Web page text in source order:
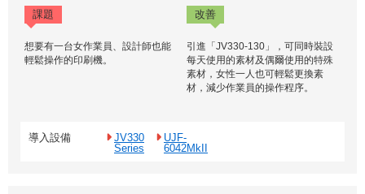
課題 改善
想要有一台女作業員、設計師也能
輕鬆操作的印刷機。
引進「JV330-130」，可同時裝設
每天使用的素材及偶爾使用的特殊
素材，女性一人也可輕鬆更換素
材，減少作業員的操作程序。
導入設備
JV330
Series
UJF-
6042MkII